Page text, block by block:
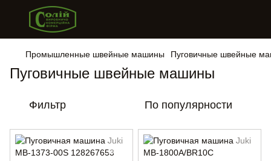
Промышленные швейные машины Пуговичные швейные
Пуговичные швейные машины
Фильтр По популярности